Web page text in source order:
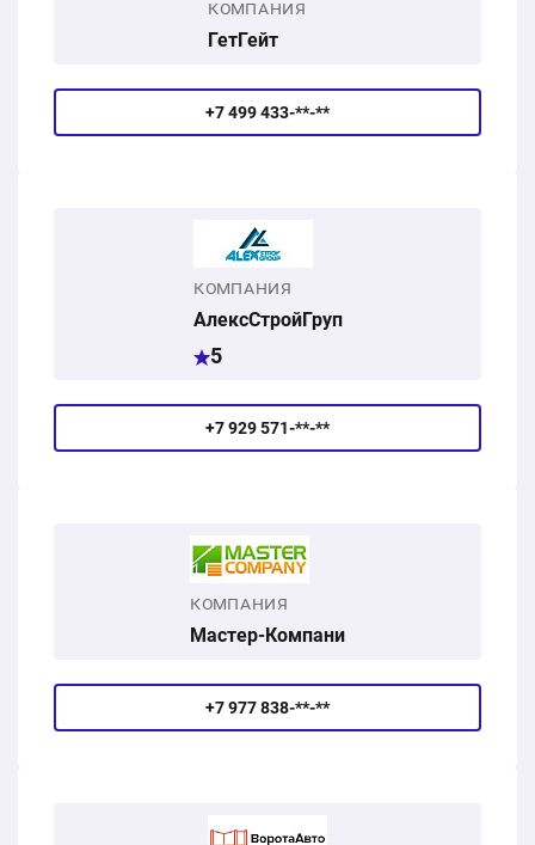
КОМПАНИЯ
ГетГейт
+7 499 433-**-**
КОМПАНИЯ
АлексСтройГруп
5
+7 929 571-**-**
КОМПАНИЯ
Мастер-Компани
+7 977 838-**-**